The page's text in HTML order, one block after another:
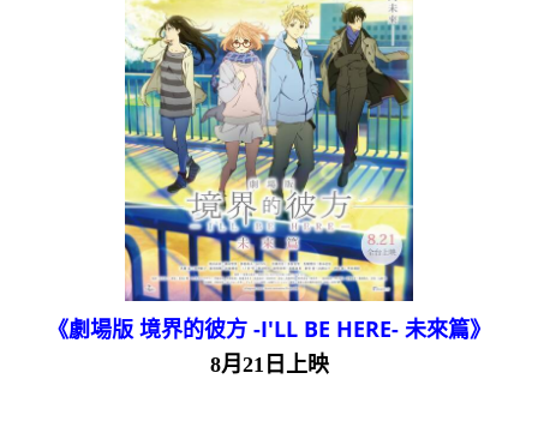
《劇場版 境界的彼方 -I'LL BE HERE- 未來篇》
8月21日上映